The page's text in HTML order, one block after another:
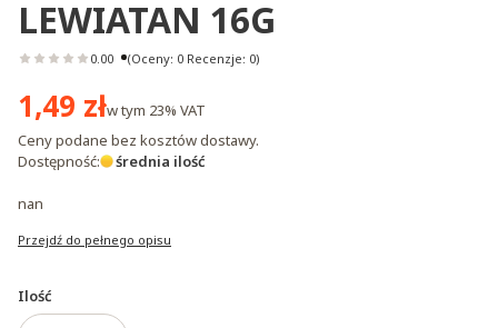
LEWIATAN 16G
0.00 (Oceny: 0 Recenzje: 0)
Cena
1,49 złw tym 23% VAT
Ceny podane bez kosztów dostawy.
Dostępność:
średnia ilość
nan
Przejdź do pełnego opisu
Ilość